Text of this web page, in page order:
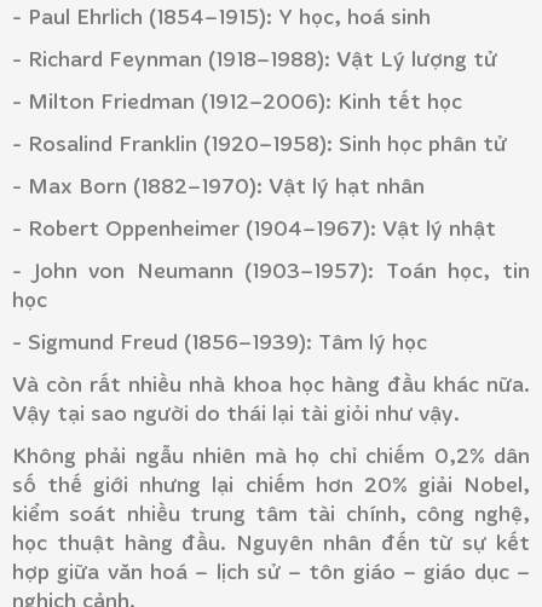
- Paul Ehrlich (1854–1915): Y học, hoá sinh
- Richard Feynman (1918–1988): Vật Lý lượng tử
- Milton Friedman (1912–2006): Kinh tết học
- Rosalind Franklin (1920–1958): Sinh học phân tử
- Max Born (1882–1970): Vật lý hạt nhân
- Robert Oppenheimer (1904–1967): Vật lý nhật
- John von Neumann (1903–1957): Toán học, tin
học
- Sigmund Freud (1856–1939): Tâm lý học
Và còn rất nhiều nhà khoa học hàng đầu khác nữa.
Vậy tại sao người do thái lại tài giỏi như vậy.
Không phải ngẫu nhiên mà họ chỉ chiếm 0,2% dân
số thế giới nhưng lại chiếm hơn 20% giải Nobel,
kiểm soát nhiều trung tâm tài chính, công nghệ,
học thuật hàng đầu. Nguyên nhân đến từ sự kết
hợp giữa văn hoá – lịch sử – tôn giáo – giáo dục –
nghịch cảnh.